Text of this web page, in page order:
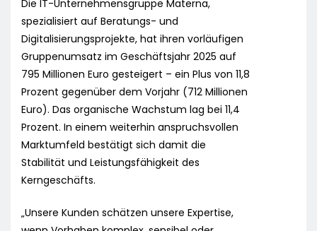
Die IT-Unternehmensgruppe Materna,
spezialisiert auf Beratungs- und
Digitalisierungsprojekte, hat ihren vorläufigen
Gruppenumsatz im Geschäftsjahr 2025 auf
795 Millionen Euro gesteigert – ein Plus von 11,8
Prozent gegenüber dem Vorjahr (712 Millionen
Euro). Das organische Wachstum lag bei 11,4
Prozent. In einem weiterhin anspruchsvollen
Marktumfeld bestätigt sich damit die
Stabilität und Leistungsfähigkeit des
Kerngeschäfts.
„Unsere Kunden schätzen unsere Expertise,